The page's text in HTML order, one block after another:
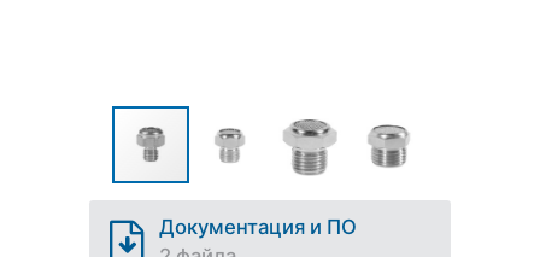
Документация и ПО